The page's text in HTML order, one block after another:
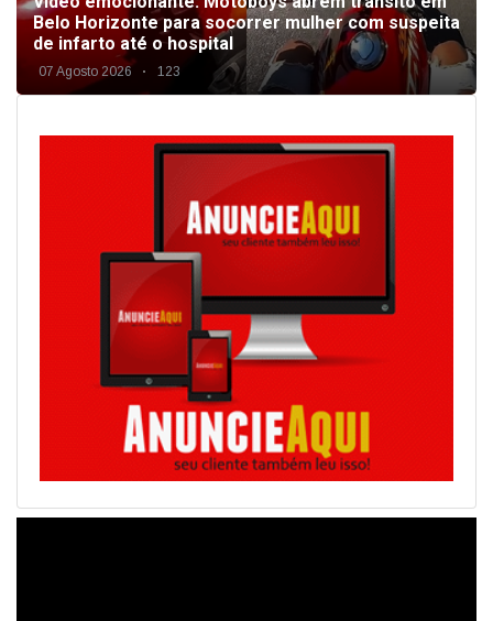
Belo Horizonte para socorrer mulher com suspeita
de infarto até o hospital
07 Agosto 2026 123